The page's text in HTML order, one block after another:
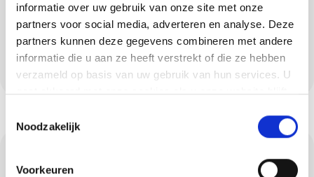
informatie over uw gebruik van onze site met onze
partners voor social media, adverteren en analyse. Deze
partners kunnen deze gegevens combineren met andere
informatie die u aan ze heeft verstrekt of die ze hebben
verzameld op basis van uw gebruik van hun services. U
gaat akkoord met onze cookies als u onze website blijft
Noodzakelijk
Voorkeuren
tegen intensief gebruik – ideaal voor
badkamers, keukens of entrees. In Oisterwijk
verzorgen wij de complete toepassing van
beton ciré, afgestemd op jouw stijl en ruimte.
Gevelisolatie die